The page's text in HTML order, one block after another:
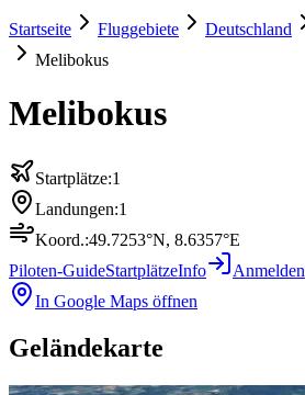
Startseite Fluggebiete Deutschland
Melibokus
Melibokus
Startplätze:1
Landungen:1
Koord.:49.7253°N, 8.6357°E
Piloten-GuideStartplätzeInfo
Anmelden
In Google Maps öffnen
Geländekarte